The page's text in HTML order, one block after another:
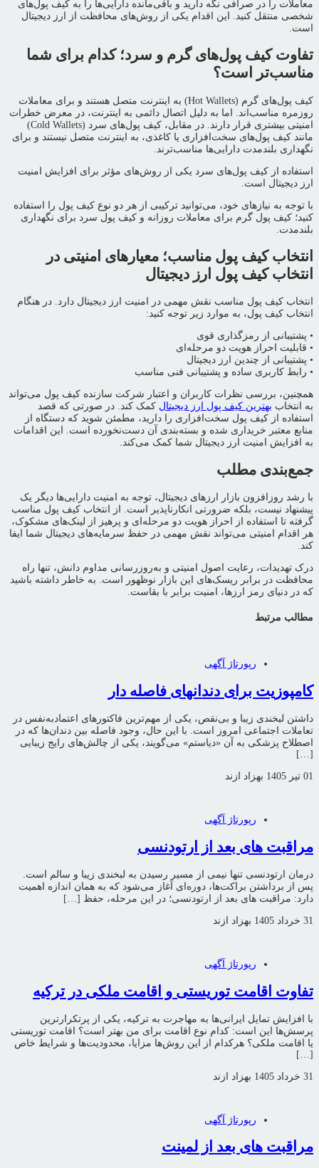
معاملات را در صرافی نگه دارید و باقی‌مانده دارایی‌ها را به کیف پول‌های
شخصی منتقل کنید. این اقدام یکی از روش‌های محافظت از ارز دیجیتال
است.
تفاوت کیف پول‌های گرم و سرد؛ کدام برای شما
مناسب‌تر است؟
کیف پول‌های گرم (Hot Wallets) به اینترنت متصل هستند و برای معاملات
روزمره مناسب‌اند. اما به دلیل اتصال دائمی به اینترنت، در معرض خطرات
امنیتی بیشتری قرار دارند. در مقابل، کیف پول‌های سرد (Cold Wallets)
مانند کیف پول‌های سخت‌افزاری یا کاغذی، به اینترنت متصل نیستند و برای
نگهداری بلندمدت دارایی‌ها مناسب‌ترند.
استفاده از کیف پول‌های سرد یکی از روش‌های مؤثر برای افزایش امنیت
ارز دیجیتال است.
با توجه به نیازهای خود، می‌توانید ترکیبی از هر دو نوع کیف پول را استفاده
کنید؛ کیف پول گرم برای معاملات روزانه و کیف پول سرد برای نگهداری
بلندمدت.
انتخاب کیف پول مناسب؛ معیارهای امنیتی در
انتخاب کیف پول ارز دیجیتال
انتخاب کیف پول مناسب نقش مهمی در امنیت ارز دیجیتال دارد. در هنگام
انتخاب کیف پول، به موارد زیر توجه کنید:
• پشتیبانی از رمزگذاری قوی
• قابلیت احراز هویت دو مرحله‌ای
• پشتیبانی از چندین ارز دیجیتال
• رابط کاربری ساده و پشتیبانی فنی مناسب
همچنین، بررسی نظرات کاربران و اعتبار شرکت سازنده کیف پول می‌تواند
به انتخاب بهترین کیف پول ارز دیجیتال کمک کند. در صورتی که قصد
استفاده از کیف پول سخت‌افزاری را دارید، مطمئن شوید که دستگاه از
منابع معتبر خریداری شده و بسته‌بندی آن دست‌نخورده است. این اقدامات
به افزایش امنیت ارز دیجیتال شما کمک می‌کند.
جمع‌بندی مطلب
با رشد روزافزون بازار ارزهای دیجیتال، توجه به امنیت دارایی‌ها دیگر یک
پیشنهاد نیست، بلکه ضرورتی انکارناپذیر است. از انتخاب کیف پول مناسب
گرفته تا استفاده از احراز هویت دو مرحله‌ای و پرهیز از لینک‌های مشکوک،
هر اقدام امنیتی می‌تواند نقش مهمی در حفظ سرمایه‌های دیجیتال شما ایفا
کند.
درک تهدیدات، رعایت اصول امنیتی و به‌روزرسانی مداوم دانش، تنها راه
محافظت در برابر ریسک‌های این بازار نوظهور است. به خاطر داشته باشید
که در دنیای رمز ارزها، امنیت برابر با بقاست.
مطالب مرتبط
رپورتاژ آگهی
کامپوزیت برای دندانهای فاصله دار
داشتن لبخندی زیبا و بی‌نقص، یکی از مهم‌ترین فاکتورهای اعتمادبه‌نفس در
تعاملات اجتماعی امروز است. با این حال، وجود فاصله بین دندان‌ها که در
اصطلاح پزشکی به آن «دیاستم» می‌گویند، یکی از چالش‌های رایج زیبایی
[…]
01 تیر 1405 بهزاد ازند
رپورتاژ آگهی
مراقبت‌ های بعد از ارتودنسی
درمان ارتودنسی تنها نیمی از مسیر رسیدن به لبخندی زیبا و سالم است.
پس از برداشتن براکت‌ها، دوره‌ای آغاز می‌شود که به همان اندازه‌ اهمیت
دارد: مراقبت‌ های بعد از ارتودنسی؛ در این مرحله، حفظ […]
31 خرداد 1405 بهزاد ازند
رپورتاژ آگهی
تفاوت اقامت توریستی و اقامت ملکی در ترکیه
با افزایش تمایل ایرانی‌ها به مهاجرت به ترکیه، یکی از پرتکرارترین
پرسش‌ها این است: کدام نوع اقامت برای من بهتر است؟ اقامت توریستی
یا اقامت ملکی؟ هرکدام از این روش‌ها مزایا، محدودیت‌ها و شرایط خاص
[…]
31 خرداد 1405 بهزاد ازند
رپورتاژ آگهی
مراقبت های بعد از لمینت